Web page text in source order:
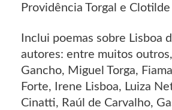
Providência Torgal e
Inclui poemas sobre Lisboa
autores: entre muitos
Gancho, Miguel Torga,
Forte, Irene Lisboa, Luiza
Cinatti, Raúl de Carvalho,